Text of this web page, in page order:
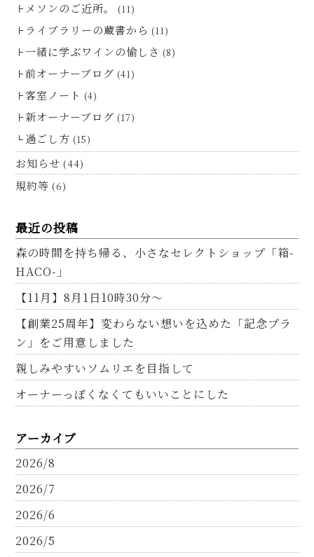
メソンのご近所。 (11)
ライブラリーの蔵書から (11)
一緒に学ぶワインの愉しさ (8)
前オーナーブログ (41)
客室ノート (4)
新オーナーブログ (17)
過ごし方 (15)
お知らせ (44)
規約等 (6)
最近の投稿
森の時間を持ち帰る、小さなセレクトショップ「箱-
HACO-」
【11月】8月1日10時30分～
【創業25周年】変わらない想いを込めた「記念プラ
ン」をご用意しました
親しみやすいソムリエを目指して
オーナーっぽくなくてもいいことにした
アーカイブ
2026/8
2026/7
2026/6
2026/5